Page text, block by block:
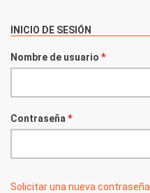
INICIO DE SESIÓN
Nombre de usuario *
Contraseña *
Solicitar una nueva contraseña